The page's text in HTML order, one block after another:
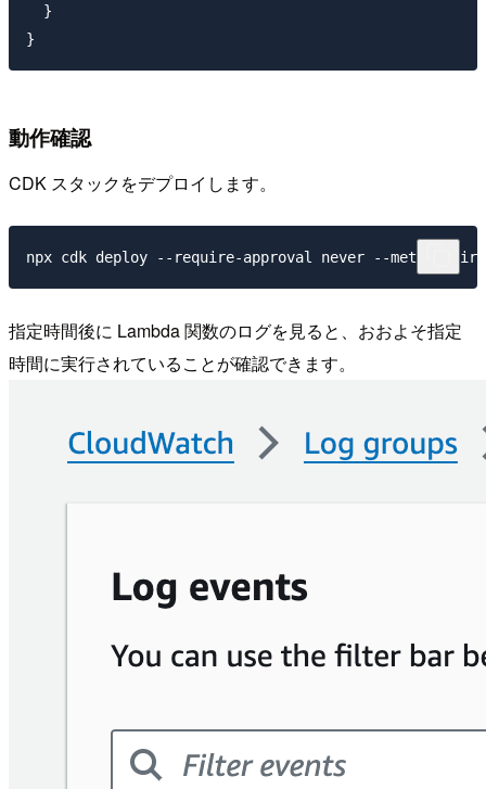
  }
動作確認
CDK スタックをデプロイします。
指定時間後に Lambda 関数のログを見ると、おおよそ指定
時間に実行されていることが確認できます。